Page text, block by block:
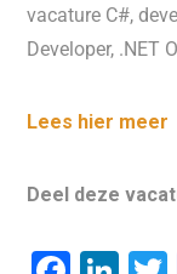
vacature C#,
Developer, .NET
Lees hier meer
Deel deze